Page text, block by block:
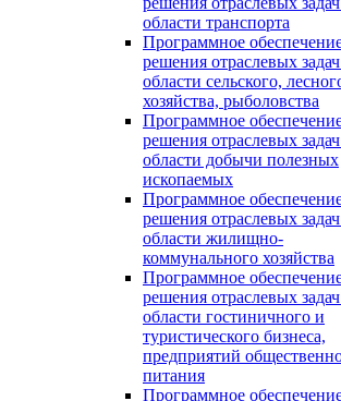
области транспорта
Программное
решения отраслевых
области сельского,
хозяйства, рыболовства
Программное
решения отраслевых
области добычи полезных
ископаемых
Программное
решения отраслевых
области жилищно-
коммунального хозяйства
Программное
решения отраслевых
области гостиничного и
туристического бизнеса,
предприятий
питания
Программное